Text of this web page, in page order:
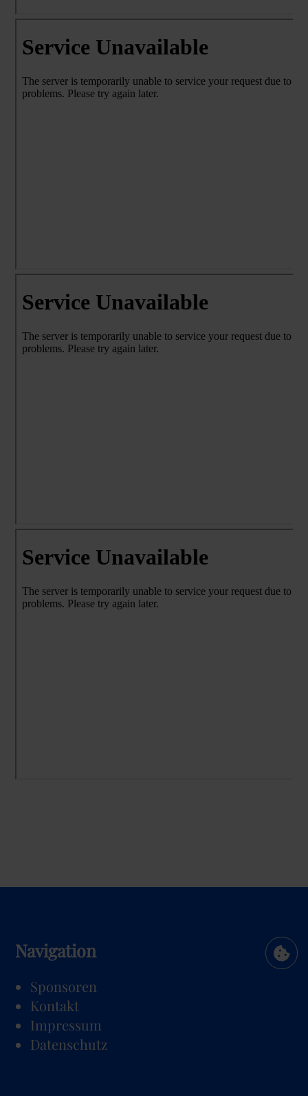
Navigation
Navigation
überspringen
Sponsoren
Kontakt
Impressum
Datenschutz